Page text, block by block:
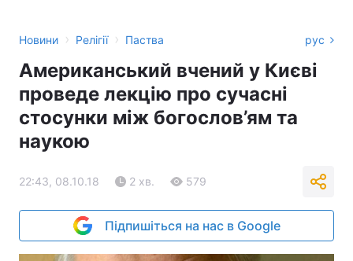
Новини › Релігії › Паства рус
Американський вчений у Києві
проведе лекцію про сучасні
стосунки між богослов’ям та
наукою
22:43, 08.10.18 2 хв. 579
Підпишіться на нас в Google